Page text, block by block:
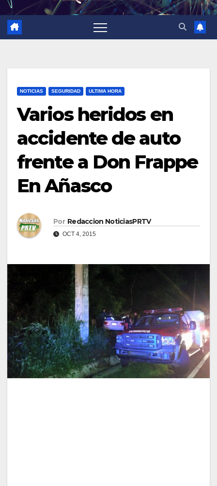
NOTICIAS SEGURIDAD ULTIMA HORA
Varios heridos en
accidente de auto
frente a Don Frappe
En Añasco
Por Redaccion NoticiasPRTV
OCT 4, 2015